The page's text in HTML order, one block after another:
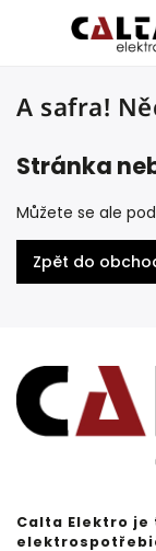
A safra!
Stránka
Můžete se ale
Zpět do
Calta Elektro